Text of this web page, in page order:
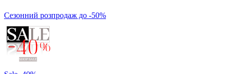
Сезонний розпродаж до -50%